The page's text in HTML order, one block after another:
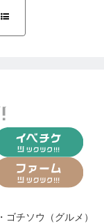

・ ゴチソウ（グルメ）